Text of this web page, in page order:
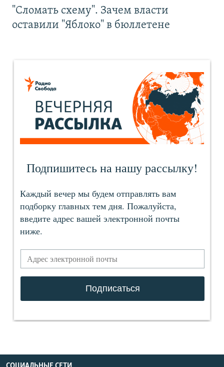
"Сломать схему". Зачем власти
оставили "Яблоко" в бюллетене